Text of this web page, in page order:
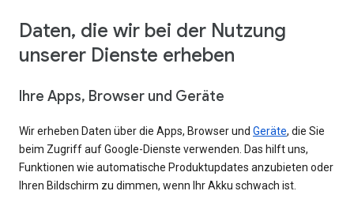
Daten, die wir bei der Nutzung
unserer Dienste erheben
Ihre Apps, Browser und Geräte
Wir erheben Daten über die Apps, Browser und Geräte, die Sie
beim Zugriff auf Google-Dienste verwenden. Das hilft uns,
Funktionen wie automatische Produktupdates anzubieten oder
Ihren Bildschirm zu dimmen, wenn Ihr Akku schwach ist.